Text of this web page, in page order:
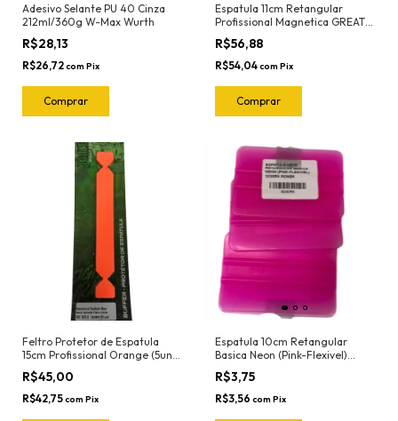
Adesivo Selante PU 40 Cinza
212ml/360g W-Max Wurth
R$28,13
R$26,72com Pix
Espatula 11cm Retangular
Profissional Magnetica GREAT
(Verde-Flexivel) 3112 Joker
R$56,88
R$54,04com Pix
Feltro Protetor de Espatula
15cm Profissional Orange (5und)
1022.O Joker
R$45,00
R$42,75com Pix
Espatula 10cm Retangular
Basica Neon (Pink-Flexivel)
3030RN Ronek
R$3,75
R$3,56 com Pix